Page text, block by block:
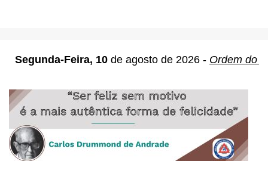
Segunda-Feira, 10 de agosto de 2026 - Ordem do